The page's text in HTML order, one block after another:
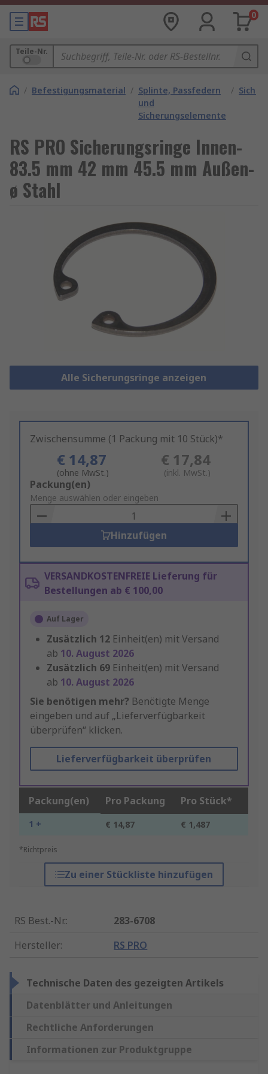
0
Teile-Nr.
/ Befestigungsmaterial / Splinte, Passfedern
und
Sicherungselemente
/
RS PRO Sicherungsringe Innen-
83.5 mm 42 mm 45.5 mm Außen-
ø Stahl
Alle Sicherungsringe anzeigen
Zwischensumme (1 Packung mit 10 Stück)*
€ 14,87
(ohne MwSt.)
€ 17,84
(inkl. MwSt.)
Add
to
Basket
Packung(en)
Menge auswählen oder eingeben
Hinzufügen
VERSANDKOSTENFREIE Lieferung für
Bestellungen ab € 100,00
Auf Lager
Zusätzlich 12 Einheit(en) mit Versand
ab 10. August 2026
Zusätzlich 69 Einheit(en) mit Versand
ab 10. August 2026
Sie benötigen mehr? Benötigte Menge
eingeben und auf „Lieferverfügbarkeit
überprüfen“ klicken.
Lieferverfügbarkeit überprüfen
Packung(en) Pro Packung Pro Stück*
1 + € 14,87 € 1,487
*Richtpreis
Zu einer Stückliste hinzufügen
RS Best.-Nr.:
283-6708
Hersteller: RS PRO
Technische Daten des gezeigten Artikels
Datenblätter und Anleitungen
Rechtliche Anforderungen
Informationen zur Produktgruppe